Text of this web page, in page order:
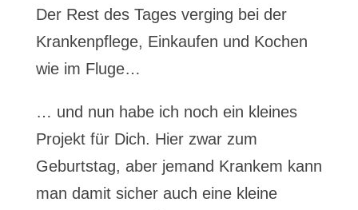
Der Rest des Tages verging bei der
Krankenpflege, Einkaufen und Kochen
wie im Fluge…
… und nun habe ich noch ein kleines
Projekt für Dich. Hier zwar zum
Geburtstag, aber jemand Krankem kann
man damit sicher auch eine kleine